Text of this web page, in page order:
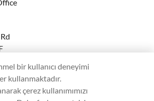
bir kullanıcı deneyimi
kullanmaktadır.
çerez kullanımımızı